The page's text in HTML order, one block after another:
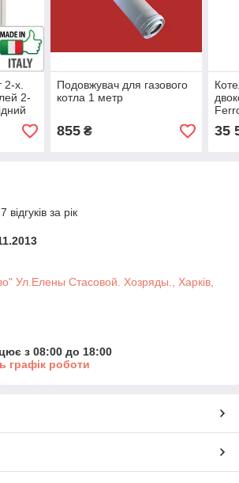
2-х.
2-
Подовжувач для газового
котла 1 метр
855₴ 35
за рік
Ул.Елены Стасовой. Хозряды., Харків,
з 08:00 до 18:00
графік роботи